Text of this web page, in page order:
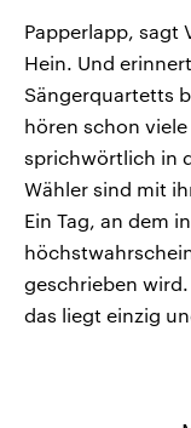
Papperlapp, sagt
Hein. Und
Sängerquartetts
hören schon
sprichwörtlich in
Wähler sind mit
Ein Tag, an dem
geschrieben
das liegt einzig